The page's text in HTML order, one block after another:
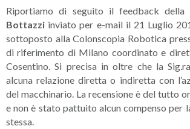
Riportiamo di seguito il feedback della
Bottazzi inviato per e-mail il 21 Luglio
sottoposto alla Colonscopia Robotica
di riferimento di Milano coordinato e
Cosentino. Si precisa in oltre che la
alcuna relazione diretta o indiretta con
del macchinario. La recensione è del tutto
e non è stato pattuito alcun compenso per
stessa.